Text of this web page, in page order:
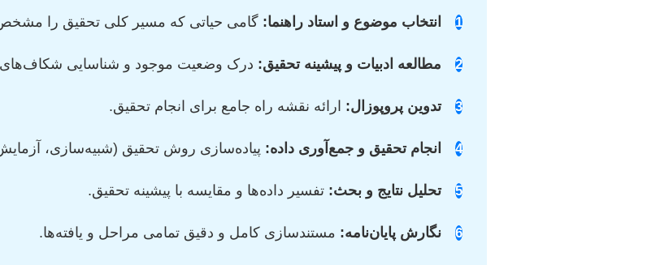
1 انتخاب موضوع و استاد راهنما: گامی حیاتی که مسیر کلی تحقیق را
2 مطالعه ادبیات و پیشینه تحقیق: درک وضعیت موجود و شناسایی شکاف‌های
3 تدوین پروپوزال: ارائه نقشه راه جامع برای انجام تحقیق.
4 انجام تحقیق و جمع‌آوری داده: پیاده‌سازی روش تحقیق (شبیه‌سازی،
5 تحلیل نتایج و بحث: تفسیر داده‌ها و مقایسه با پیشینه تحقیق.
6 نگارش پایان‌نامه: مستندسازی کامل و دقیق تمامی مراحل و یافته‌ها.